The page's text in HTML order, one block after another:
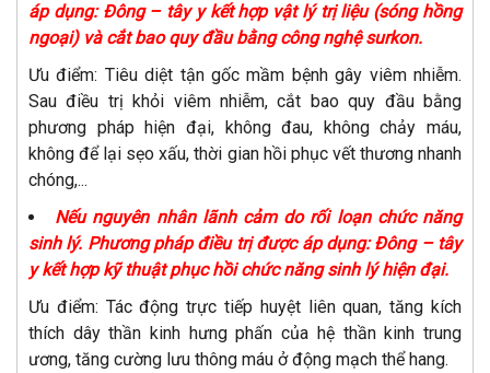
áp dụng: Đông – tây y kết hợp vật lý trị liệu (sóng hồng
ngoại) và cắt bao quy đầu bằng công nghệ surkon.
Ưu điểm: Tiêu diệt tận gốc mầm bệnh gây viêm nhiễm.
Sau điều trị khỏi viêm nhiễm, cắt bao quy đầu bằng
phương pháp hiện đại, không đau, không chảy máu,
không để lại sẹo xấu, thời gian hồi phục vết thương nhanh
chóng,...
Nếu nguyên nhân lãnh cảm do rối loạn chức năng
sinh lý. Phương pháp điều trị được áp dụng: Đông – tây
y kết hợp kỹ thuật phục hồi chức năng sinh lý hiện đại.
Ưu điểm: Tác động trực tiếp huyệt liên quan, tăng kích
thích dây thần kinh hưng phấn của hệ thần kinh trung
ương, tăng cường lưu thông máu ở động mạch thể hang.